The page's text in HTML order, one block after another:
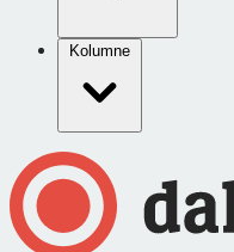
Kolumne